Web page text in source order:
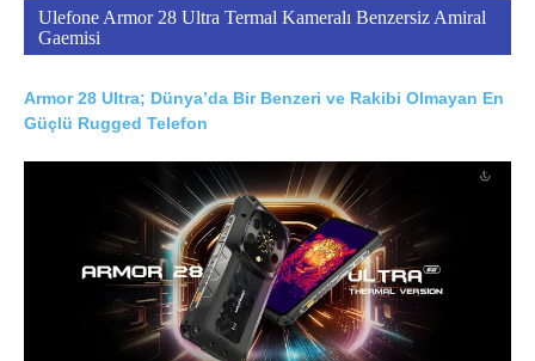
Ulefone Armor 28 Ultra Termal Kameralı Benzersiz Amiral
Gaemisi
Armor 28 Ultra; Dünya’da Bir Benzeri ve Rakibi Olmayan En
Güçlü Rugged Telefon